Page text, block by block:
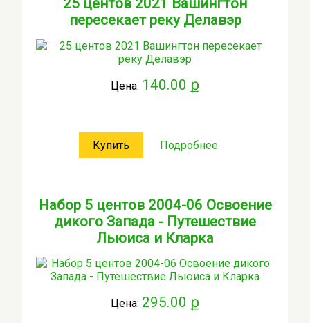
25 центов 2021 Вашингтон
пересекает реку Делавэр
Цена: 140.00 ք
Купить Подробнее
Набор 5 центов 2004-06 Освоение
дикого Запада - Путешествие
Льюиса и Кларка
Цена: 295.00 ք